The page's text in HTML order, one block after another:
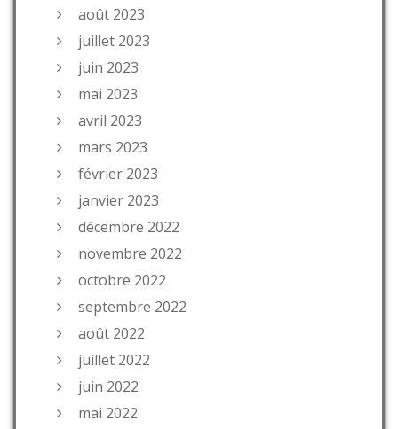
août 2023
juillet 2023
juin 2023
mai 2023
avril 2023
mars 2023
février 2023
janvier 2023
décembre 2022
novembre 2022
octobre 2022
septembre 2022
août 2022
juillet 2022
juin 2022
mai 2022